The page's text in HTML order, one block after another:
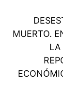
MUERTO.
LA